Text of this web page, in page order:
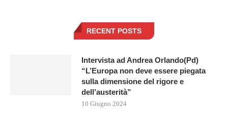
RECENT POSTS
Intervista ad Andrea Orlando(Pd)
“L’Europa non deve essere piegata
sulla dimensione del rigore e
dell’austerità”
10 Giugno 2024